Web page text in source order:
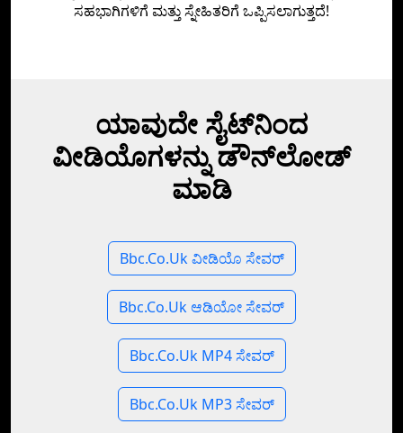
ಸಹಭಾಗಿಗಳಿಗೆ ಮತ್ತು ಸ್ನೇಹಿತರಿಗೆ ಒಪ್ಪಿಸಲಾಗುತ್ತದೆ!
ಯಾವುದೇ ಸೈಟ್‌ನಿಂದ
ವೀಡಿಯೊಗಳನ್ನು ಡೌನ್‌ಲೋಡ್
ಮಾಡಿ
Bbc.Co.Uk ವೀಡಿಯೊ ಸೇವರ್
Bbc.Co.Uk ಆಡಿಯೋ ಸೇವರ್
Bbc.Co.Uk MP4 ಸೇವರ್
Bbc.Co.Uk MP3 ಸೇವರ್